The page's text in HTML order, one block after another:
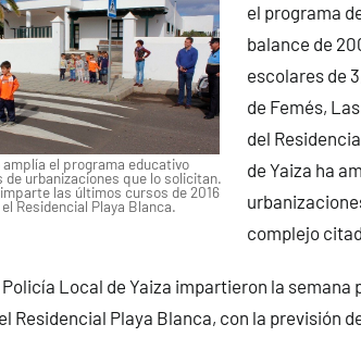
el programa educativo
de urbanizaciones que lo solicitan.
las últimos cursos de 2016
el Residencial Playa Blanca.
el programa
balance de
escolares de
de Femés,
del
de Yaiza ha
complejo
Local de Yaiza impartieron la semana
el Residencial Playa Blanca, con la previsión